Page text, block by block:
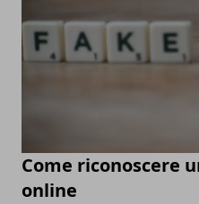
Come riconoscere
online